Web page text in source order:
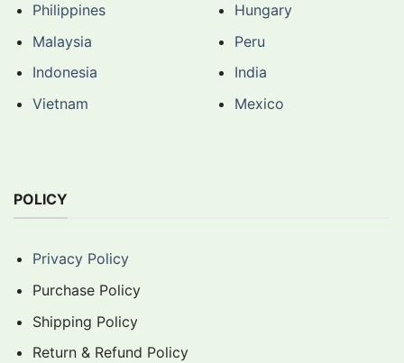
Philippines
Malaysia
Indonesia
Vietnam
Hungary
Peru
India
Mexico
POLICY
Privacy Policy
Purchase Policy
Shipping Policy
Return & Refund Policy